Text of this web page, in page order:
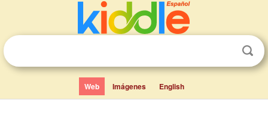
Web Imágenes English